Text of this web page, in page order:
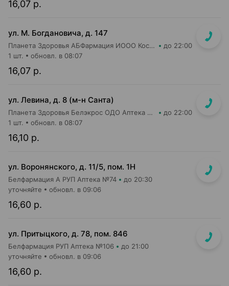
16,07 р.
ул. М. Богдановича, д. 147
Планета Здоровья АБФармация ИООО Косметический магазин №4 до 22:00
16,07 р.
1 шт. обновл. в 08:07
ул. Левина, д. 8 (м-н Санта)
Планета Здоровья Белэкрос ОДО Аптека №5 до 22:00
16,10 р.
1 шт. обновл. в 08:07
ул. Воронянского, д. 11/5, пом. 1Н
Белфармация А РУП Аптека №74 до 20:30
16,60 р.
уточняйте обновл. в 09:06
ул. Притыцкого, д. 78, пом. 846
Белфармация РУП Аптека №106 до 21:00
16,60 р.
уточняйте обновл. в 09:06